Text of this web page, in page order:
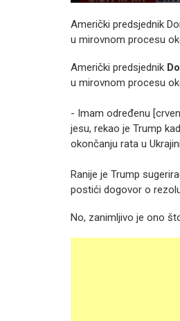
Američki predsjednik
u mirovnom procesu
Američki predsjednik
u mirovnom procesu
- Imam određenu
jesu, rekao je Trump
okončanju rata u
Ranije je Trump
postići dogovor o
No, zanimljivo je ono